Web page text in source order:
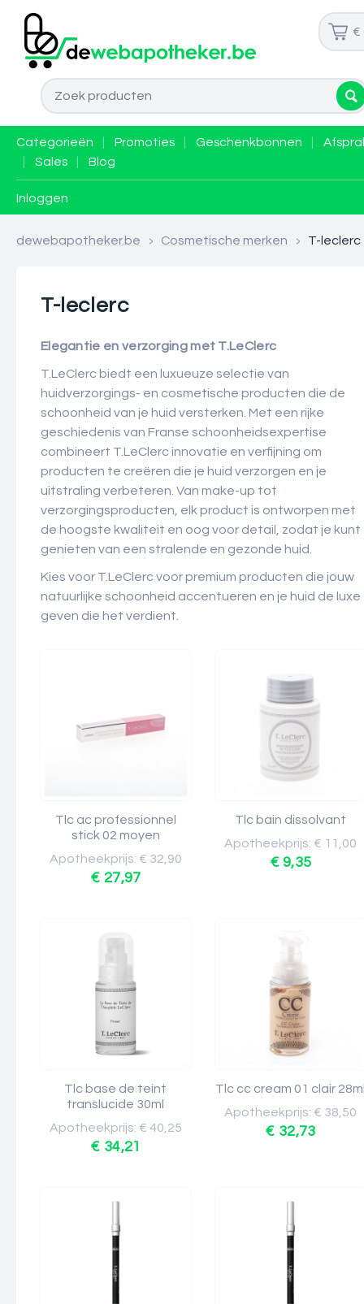
€
Categorieën Promoties Geschenkbonnen
Sales Blog
Inloggen
dewebapotheker.be > Cosmetische merken > T-leclerc
T-leclerc
Elegantie en verzorging met T.LeClerc
T.LeClerc biedt een luxueuze selectie van
huidverzorgings- en cosmetische producten die de
schoonheid van je huid versterken. Met een rijke
geschiedenis van Franse schoonheidsexpertise
combineert T.LeClerc innovatie en verfijning om
producten te creëren die je huid verzorgen en je
uitstraling verbeteren. Van make-up tot
verzorgingsproducten, elk product is ontworpen met
de hoogste kwaliteit en oog voor detail, zodat je kunt
genieten van een stralende en gezonde huid.
Kies voor T.LeClerc voor premium producten die jouw
natuurlijke schoonheid accentueren en je huid de luxe
geven die het verdient.
Tlc ac professionnel
stick 02 moyen
Apotheekprijs: € 32,90
€ 27,97
Tlc bain dissolvant
Apotheekprijs: € 11,00
€ 9,35
Tlc base de teint
translucide 30ml
Apotheekprijs: € 40,25
€ 34,21
Tlc cc cream 01 clair
Apotheekprijs: € 38,50
€ 32,73